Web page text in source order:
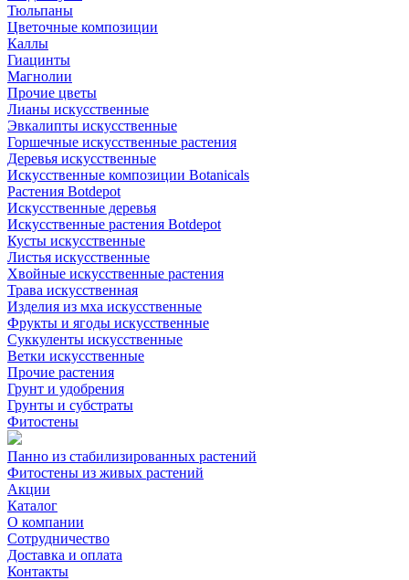
Тюльпаны
Цветочные композиции
Каллы
Гиацинты
Магнолии
Прочие цветы
Лианы искусственные
Эвкалипты искусственные
Горшечные искусственные растения
Деревья искусственные
Искусственные композиции Botanicals
Растения Botdepot
Искусственные деревья
Искусственные растения Botdepot
Кусты искусственные
Листья искусственные
Хвойные искусственные растения
Трава искусственная
Изделия из мха искусственные
Фрукты и ягоды искусственные
Суккуленты искусственные
Ветки искусственные
Прочие растения
Грунт и удобрения
Грунты и субстраты
Фитостены
Панно из стабилизированных растений
Фитостены из живых растений
Акции
Каталог
О компании
Сотрудничество
Доставка и оплата
Контакты